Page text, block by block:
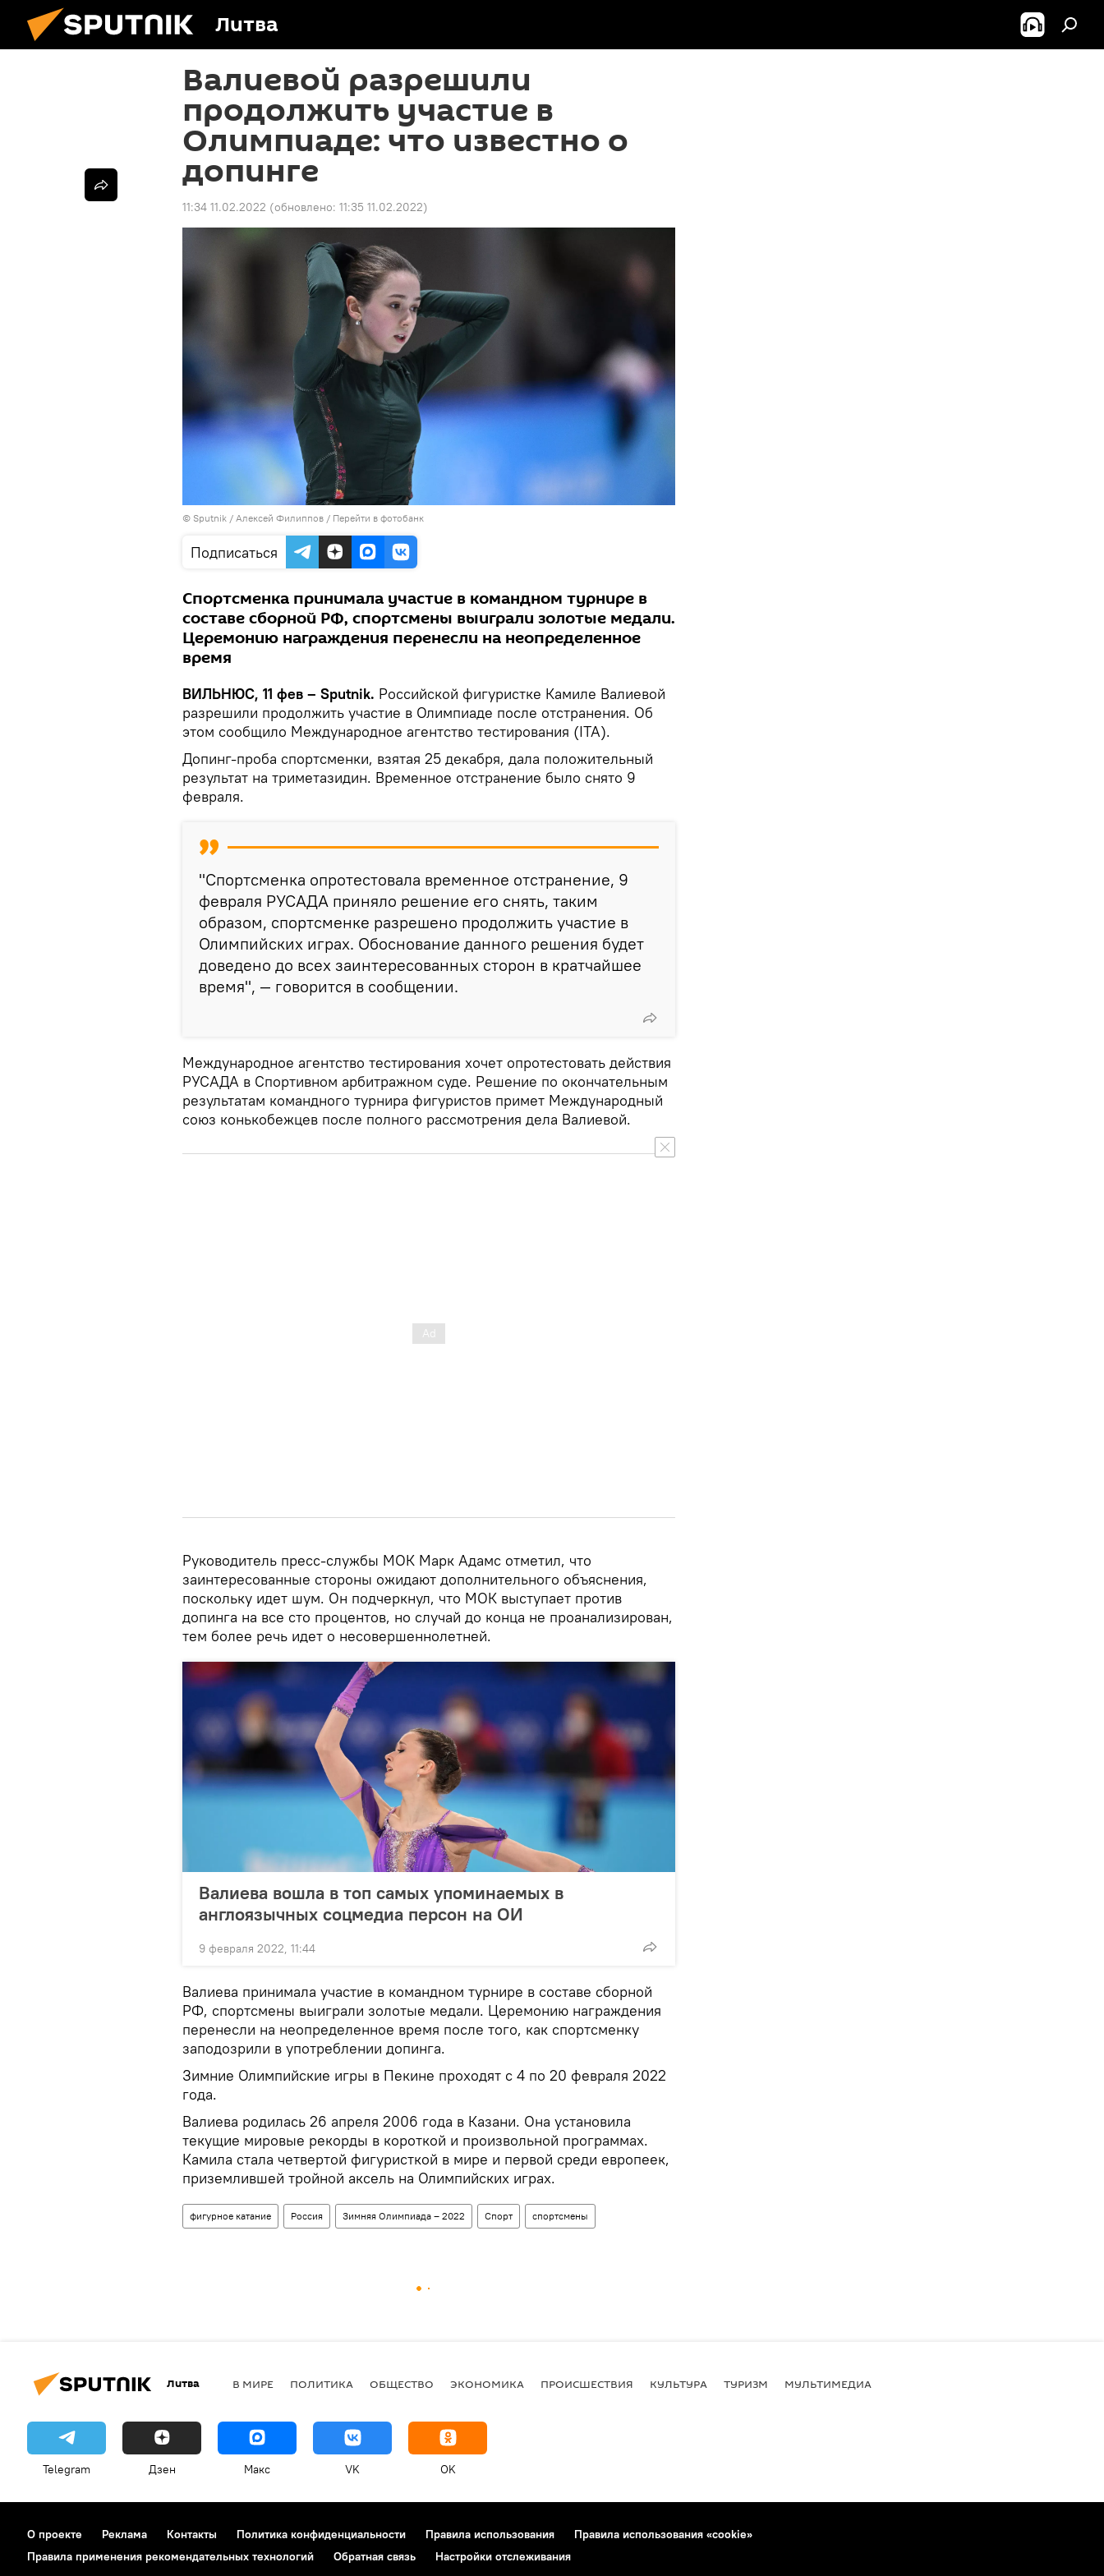
Литва
Валиевой разрешили
продолжить участие в
Олимпиаде: что известно о
допинге
11:34 11.02.2022 (обновлено: 11:35 11.02.2022)
© Sputnik / Алексей Филиппов / Перейти в фотобанк
Подписаться
Спортсменка принимала участие в командном турнире в
составе сборной РФ, спортсмены выиграли золотые медали.
Церемонию награждения перенесли на неопределенное
время
ВИЛЬНЮС, 11 фев – Sputnik. Российской фигуристке Камиле Валиевой
разрешили продолжить участие в Олимпиаде после отстранения. Об
этом сообщило Международное агентство тестирования (ITA).
Допинг-проба спортсменки, взятая 25 декабря, дала положительный
результат на триметазидин. Временное отстранение было снято 9
февраля.
"Спортсменка опротестовала временное отстранение, 9
февраля РУСАДА приняло решение его снять, таким
образом, спортсменке разрешено продолжить участие в
Олимпийских играх. Обоснование данного решения будет
доведено до всех заинтересованных сторон в кратчайшее
время", — говорится в сообщении.
Международное агентство тестирования хочет опротестовать действия
РУСАДА в Спортивном арбитражном суде. Решение по окончательным
результатам командного турнира фигуристов примет Международный
союз конькобежцев после полного рассмотрения дела Валиевой.
Руководитель пресс-службы МОК Марк Адамс отметил, что
заинтересованные стороны ожидают дополнительного объяснения,
поскольку идет шум. Он подчеркнул, что МОК выступает против
допинга на все сто процентов, но случай до конца не проанализирован,
тем более речь идет о несовершеннолетней.
Валиева вошла в топ самых упоминаемых в
англоязычных соцмедиа персон на ОИ
9 февраля 2022, 11:44
Валиева принимала участие в командном турнире в составе сборной
РФ, спортсмены выиграли золотые медали. Церемонию награждения
перенесли на неопределенное время после того, как спортсменку
заподозрили в употреблении допинга.
Зимние Олимпийские игры в Пекине проходят с 4 по 20 февраля 2022
года.
Валиева родилась 26 апреля 2006 года в Казани. Она установила
текущие мировые рекорды в короткой и произвольной программах.
Камила стала четвертой фигуристкой в мире и первой среди европеек,
приземлившей тройной аксель на Олимпийских играх.
фигурное катание Россия Зимняя Олимпиада – 2022 Спорт спортсмены
Литва В МИРЕ ПОЛИТИКА ОБЩЕСТВО ЭКОНОМИКА ПРОИСШЕСТВИЯ КУЛЬТУРА ТУРИЗМ МУЛЬТИМЕДИА
Telegram Дзен Макс VK OK
О проекте Реклама Контакты Политика конфиденциальности Правила использования
Правила использования «cookie»
Правила применения рекомендательных технологий
Обратная связь Настройки отслеживания